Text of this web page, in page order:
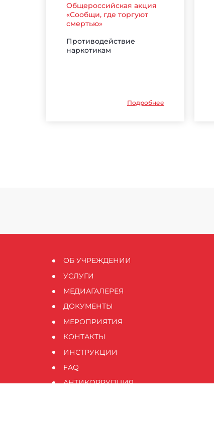
Общероссийская акция
«Сообщи, где торгуют
смертью»
Противодействие
наркотикам
Подробнее
ОБ УЧРЕЖДЕНИИ
УСЛУГИ
МЕДИАГАЛЕРЕЯ
ДОКУМЕНТЫ
МЕРОПРИЯТИЯ
КОНТАКТЫ
ИНСТРУКЦИИ
FAQ
АНТИКОРРУПЦИЯ